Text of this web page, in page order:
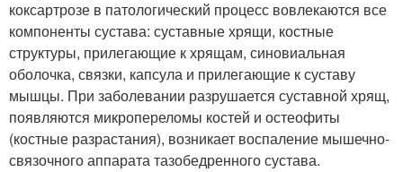
коксартрозе в патологический процесс вовлекаются все
компоненты сустава: суставные хрящи, костные
структуры, прилегающие к хрящам, синовиальная
оболочка, связки, капсула и прилегающие к суставу
мышцы. При заболевании разрушается суставной хрящ,
появляются микропереломы костей и остеофиты
(костные разрастания), возникает воспаление мышечно-
связочного аппарата тазобедренного сустава.